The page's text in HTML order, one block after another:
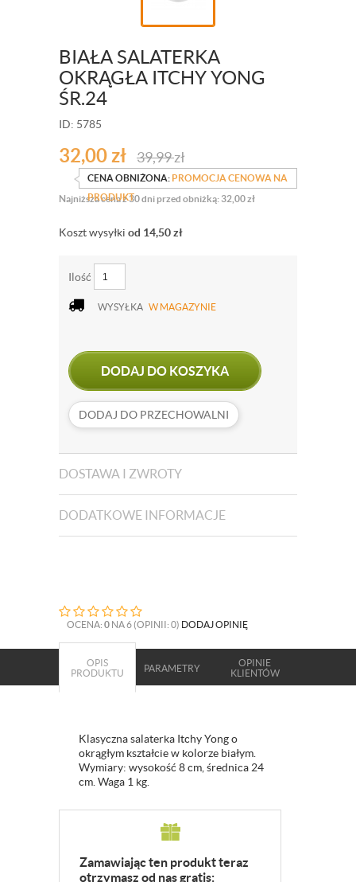
BIAŁA SALATERKA
OKRĄGŁA ITCHY YONG
ŚR.24
ID: 5785
32,00zł 39,99zł
CENA OBNIŻONA: PROMOCJA CENOWA NA
PRODUKT
Najniższa cena z 30 dni przed obniżką: 32,00 zł
Koszt wysyłki od 14,50zł
Ilość
WYSYŁKA W MAGAZYNIE
DODAJ DO KOSZYKA
DODAJ DO PRZECHOWALNI
DOSTAWA I ZWROTY
DODATKOWE INFORMACJE
OCENA: 0 NA 6 (OPINII: 0) DODAJ OPINIĘ
OPIS
PRODUKTU
PARAMETRY
OPINIE
KLIENTÓW
Klasyczna salaterka Itchy Yong o
okrągłym kształcie w kolorze białym.
Wymiary: wysokość 8 cm, średnica 24
cm. Waga 1 kg.
Zamawiając ten produkt teraz
otrzymasz od nas gratis: